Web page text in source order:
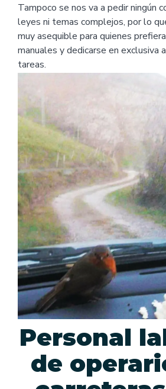
Tampoco se nos va a pedir ningún
leyes ni temas complejos, por lo
muy asequible para quienes
manuales y dedicarse en exclusiva
tareas.
Personal
de